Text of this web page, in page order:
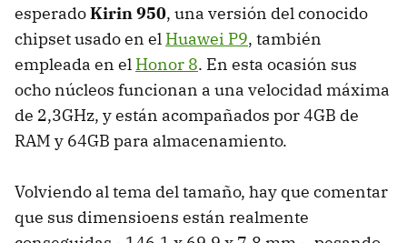
esperadoKirin 950, una versión del conocido
chipset usado en el Huawei P9, también
empleada en el Honor 8. En esta ocasión sus
ocho núcleos funcionan a una velocidad máxima
de 2,3GHz, y están acompañados por 4GB de
RAM y 64GB para almacenamiento.
Volviendo al tema del tamaño, hay que comentar
que sus dimensioens están realmente